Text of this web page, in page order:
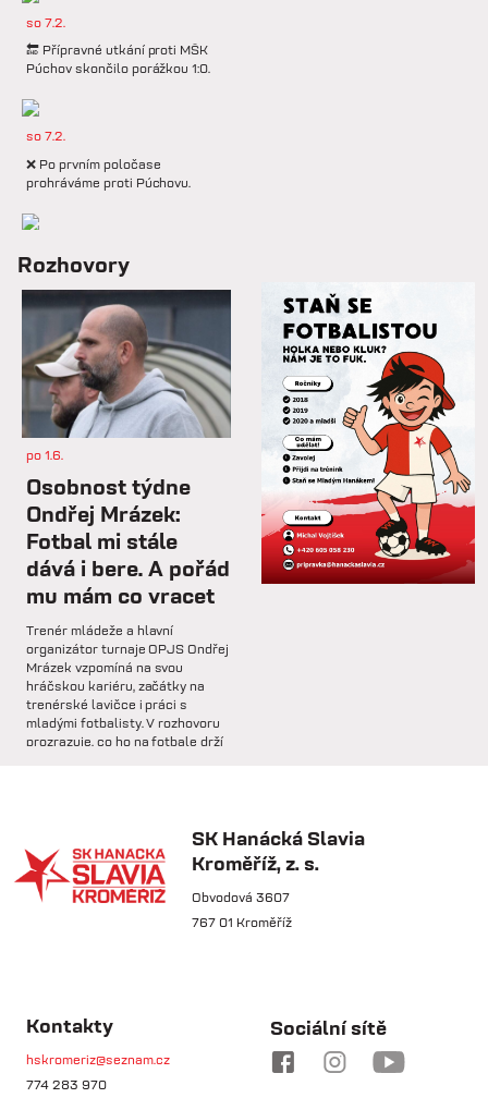
so 7.2.
🔚 Přípravné utkání proti MŠK
Púchov skončilo porážkou 1:0.
so 7.2.
❌ Po prvním poločase
prohráváme proti Púchovu.
📋 Proti Púchovu nastoupíme v
této základní sestavě.
so 7.2.
⚽️ DNES HRAJÍ HANÁCI 🔴⚪️V
dalším přípravném utkání...
st 4.2.
Hlavní trenér Lukáš Kříž v
rozhovoru hodnotí dosavadní
průběh zimní...
so 31.1.
🅱️ Prohra proti rezervě Gorniku
Zabrze.
so 31.1.
🅱️ DNES HRAJÍ HANÁCI 🔴⚪️Dnes
🏆 VÍTĚZOVÉ ZIMNÍ TIPSPORT
LIGY! 🏆SK Hanácká Slavia
Kroměříž...
přestup...
Rozhovory
po 1.6.
Osobnost týdne
Ondřej Mrázek:
Fotbal mi stále
dává i bere. A pořád
mu mám co vracet
Trenér mládeže a hlavní
organizátor turnaje OPJS Ondřej
Mrázek vzpomíná na svou
hráčskou kariéru, začátky na
trenérské lavičce i práci s
mladými fotbalisty. V rozhovoru
prozrazuje, co ho na fotbale drží
Osobnost týdne:
Útočník, který nikdy
nic nevzdá – Tadeáš
SK Hanácká Slavia
Kroměříž, z. s.
Obvodová 3607
767 01 Kroměříž
Kontakty
hskromeriz@seznam.cz
774 283 970
Sociální sítě